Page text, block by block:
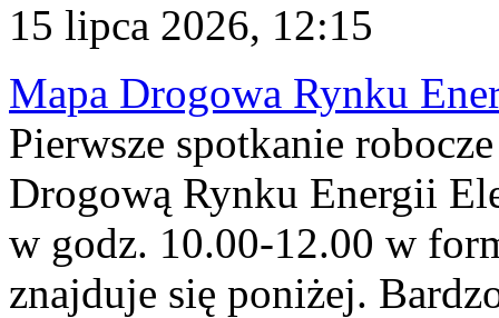
15 lipca 2026, 12:15
Mapa Drogowa Rynku
Pierwsze spotkanie
Drogową Rynku Energii
w godz. 10.00-12.00 w
znajduje się poniżej.